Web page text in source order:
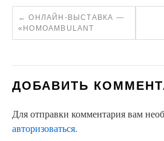
← ОНЛАЙН-ВЫСТАВКА —
«HOMOAMBULANT
ДОБАВИТЬ
Для отправки комментария вам
авторизоваться.